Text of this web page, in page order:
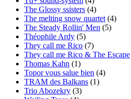
The Glossy ssisters (4)
The melting snow quartet (4)
The Steady Rollin' Men (5)
Théophile Ardy (5)
They call me Rico (7)
They call me Rico & The Escape
Thomas Kahn (1)
Topor vous salue bien (4)
TRAM des Balkans (1)
Trio Abozekry (3)